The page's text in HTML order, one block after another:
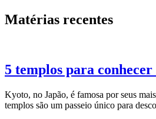
Matérias recentes
5 templos para
Kyoto, no Japão, é famosa por seus
templos são um passeio único para